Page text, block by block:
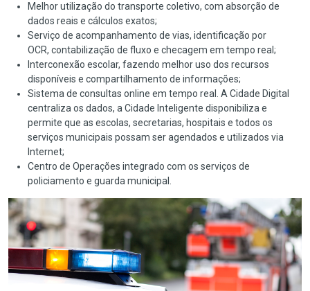
Melhor utilização do transporte coletivo, com absorção de
dados reais e cálculos exatos;
Serviço de acompanhamento de vias, identificação por
OCR, contabilização de fluxo e checagem em tempo real;
Interconexão escolar, fazendo melhor uso dos recursos
disponíveis e compartilhamento de informações;
Sistema de consultas online em tempo real. A Cidade Digital
centraliza os dados, a Cidade Inteligente disponibiliza e
permite que as escolas, secretarias, hospitais e todos os
serviços municipais possam ser agendados e utilizados via
Internet;
Centro de Operações integrado com os serviços de
policiamento e guarda municipal.